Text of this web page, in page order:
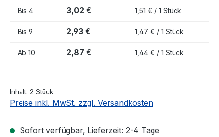
Bis 4 3,02 € 1,51 € / 1 Stück
Bis 9 2,93 € 1,47 € / 1 Stück
Ab 10 2,87 € 1,44 € / 1 Stück
Inhalt: 2 Stück
Preise inkl. MwSt. zzgl. Versandkosten
Sofort verfügbar, Lieferzeit: 2-4 Tage